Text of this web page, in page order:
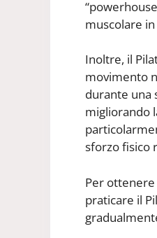
muscolare
Inoltre, il
movimento
durante una
migliorando
sforzo fisico
Per ottenere
praticare il